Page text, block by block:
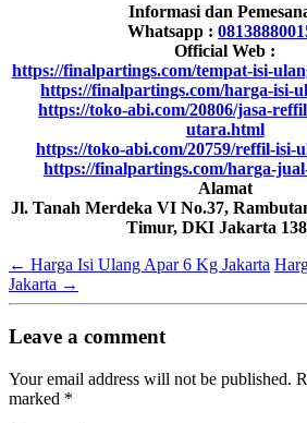
Informasi dan
Whatsapp :
Official Web :
https://finalpartings.com/tempat-isi-
https://finalpartings.com/harga-isi-
https://toko-abi.com/20806/jasa-
utara.html
https://toko-abi.com/20759/reffil-isi-
https://finalpartings.com/harga-
Alamat
Jl. Tanah Merdeka VI No.37,
Timur, DKI Jakarta
← Harga Isi Ulang Apar 6 Kg Jakarta
Jakarta →
Leave a comment
Your email address will not be published.
marked *